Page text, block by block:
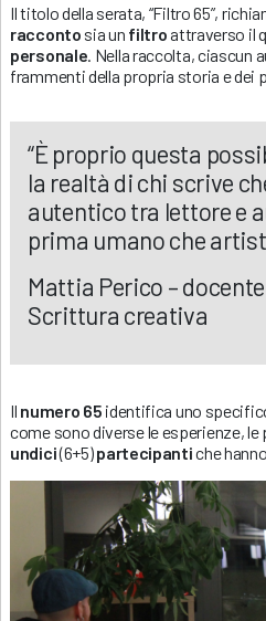
Il titolo della serata, “Filtro 65”,
racconto sia un filtroattraverso il
personale. Nella raccolta, ciascun
frammenti della propria storia e dei
“È proprio questa
la realtà di chi scrive
autentico tra lettore e
prima umano che
Mattia Perico –
Scrittura creativa
Il numero 65 identifica uno
come sono diverse le esperienze, le
undici(6+5)partecipantiche